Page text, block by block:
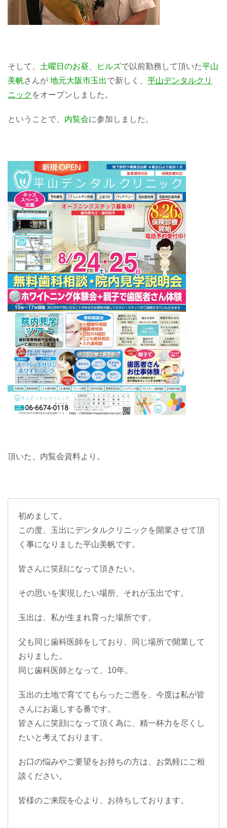
そして、 土曜日のお昼 ヒルズで以前勤務して頂いた平山
美帆さんが 地元大阪市玉出で新しく、 平山デンタルクリ
ニック をオープンしました。
ということで、 内覧会に参加しました。
頂いた、内覧会資料より。
初めまして。
この度、玉出にデンタルクリニックを開業させて頂
く事になりました平山美帆です。
皆さんに笑顔になって頂きたい。
その思いを実現したい場所、それが玉出です。
玉出は、私が生まれ育った場所です。
父も同じ歯科医師をしており、同じ場所で開業して
おりました。
同じ歯科医師となって、10年。
玉出の土地で育ててもらったご恩を、今度は私が皆
さんにお返しする番です。
皆さんに笑顔になって頂く為に、精一杯力を尽くし
たいと考えております。
お口の悩みやご要望をお持ちの方は、お気軽にご相
談ください。
皆様のご来院を心より、お待ちしております。